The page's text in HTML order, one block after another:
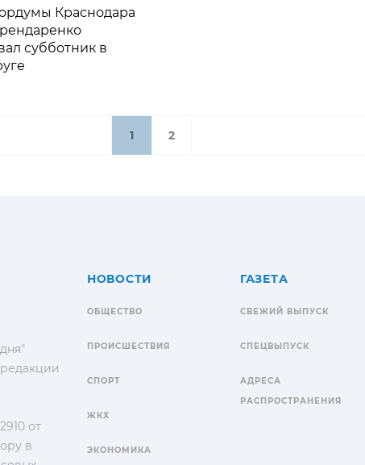
Краснодара
субботник в
1 2
от
в
НОВОСТИ
ОБЩЕСТВО
ПРОИСШЕСТВИЯ
СПОРТ
ЖКХ
ЭКОНОМИКА
ГАЗЕТА
СВЕЖИЙ ВЫПУСК
СПЕЦВЫПУСК
АДРЕСА
РАСПРОСТРАНЕНИЯ